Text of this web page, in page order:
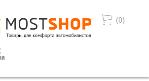
(0)